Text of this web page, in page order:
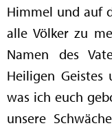
Himmel und auf
alle Völker zu
Namen des
Heiligen
was ich euch
unsere